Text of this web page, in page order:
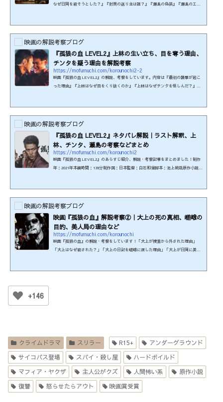
なぜ日岡を殺そうとした？』『封筒の送り主は誰？』『瀬島の偽装』『瀬島のエス
瀬（近田真緒） ほか本作はR-15の年齢制限があります。...
映画の解説考察ブログ
『孤狼の血 LEVEL2』上林の生い立ち、目を奪う理由、
チンタを疑う理由を解説考察
https://mofumuchi.com/korounochi2-2
映画『孤狼の血 LEVEL2』の解説、考察をしています。内容は『最初の襲撃が起こ
った理由』『上林はなぜ目をくり抜くのか』『上林はなぜチンタを怪しんだ？』
タ）、中村梅雀（瀬島）、西野七瀬（近田真緒） ほか本作はR-15...
映画の解説考察ブログ
『孤狼の血 LEVEL2』ネタバレ解説｜ラスト解釈、上
林、チンタ、瀬島の考察などまとめ
https://mofumuchi.com/korounochi2
映画『孤狼の血 LEVEL2』のあらすじ紹介、解説・考察記事をまとめました！制作
年：2021年本編時間：139分制作国：日本監督：白石和彌脚本：池上純哉原作小説：
紹介©2021「孤狼の血 LEVEL2」製作委員会日岡秀一…松坂桃李...
映画の解説考察ブログ
映画『孤狼の血』解説考察②｜大上の死の真相、嵯峨の
目的、美人局の理由など
https://mofumuchi.com/korounochi
映画『孤狼の血』の解説・考察をしています！「大上が捜査から外された理由」
「大上はなぜ殺された？」「大上の日記を嵯峨に渡した理由」「大上が日岡に美人
+146
クライムドラマ スリラー R15+
アンダーグラウンド
サイコパス登場
スパイ・殺し屋
ハードボイルド
マフィア・ヤクザ
主人公がクズ 人間怖い系
原作小説
復讐
怒らせたらアウト 映画賞受賞